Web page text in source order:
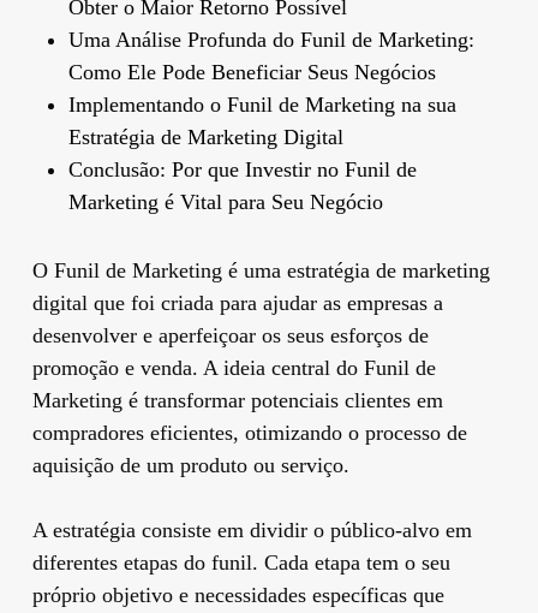
Obter o Maior Retorno Possível
Uma Análise Profunda do Funil de Marketing:
Como Ele Pode Beneficiar Seus Negócios
Implementando o Funil de Marketing na sua
Estratégia de Marketing Digital
Conclusão: Por que Investir no Funil de
Marketing é Vital para Seu Negócio
O Funil de Marketing é uma estratégia de marketing
digital que foi criada para ajudar as empresas a
desenvolver e aperfeiçoar os seus esforços de
promoção e venda. A ideia central do Funil de
Marketing é transformar potenciais clientes em
compradores eficientes, otimizando o processo de
aquisição de um produto ou serviço.
A estratégia consiste em dividir o público-alvo em
diferentes etapas do funil. Cada etapa tem o seu
próprio objetivo e necessidades específicas que